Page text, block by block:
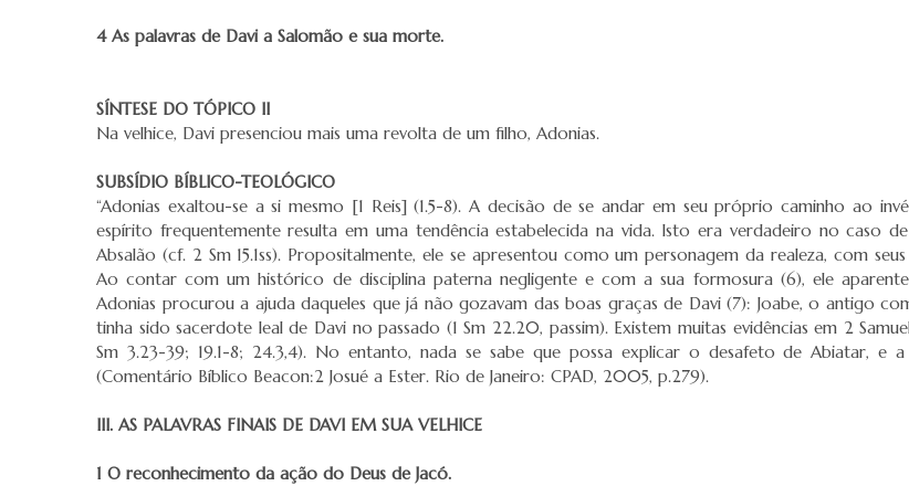
4 As palavras de Davi a Salomão e sua morte.
SÍNTESE DO TÓPICO II
Na velhice, Davi presenciou mais uma revolta de um filho, Adonias.
SUBSÍDIO BÍBLICO-TEOLÓGICO
“Adonias exaltou-se a si mesmo [1 Reis] (1.5-8). A decisão de se andar em seu próprio caminho ao
espírito frequentemente resulta em uma tendência estabelecida na vida. Isto era verdadeiro no caso
Absalão (cf. 2 Sm 15.1ss). Propositalmente, ele se apresentou como um personagem da realeza, com
Ao contar com um histórico de disciplina paterna negligente e com a sua formosura (6), ele
Adonias procurou a ajuda daqueles que já não gozavam das boas graças de Davi (7): Joabe, o antigo
tinha sido sacerdote leal de Davi no passado (1 Sm 22.20, passim). Existem muitas evidências em 2
Sm 3.23-39; 19.1-8; 24.3,4). No entanto, nada se sabe que possa explicar o desafeto de Abiatar, e
(Comentário Bíblico Beacon:2 Josué a Ester. Rio de Janeiro: CPAD, 2005, p.279).
III. AS PALAVRAS FINAIS DE DAVI EM SUA VELHICE
1 O reconhecimento da ação do Deus de Jacó.